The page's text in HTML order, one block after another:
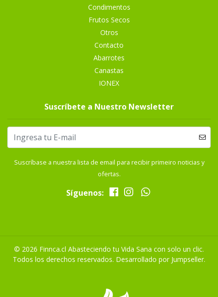
Condimentos
Frutos Secos
Otros
Contacto
Abarrotes
Canastas
IONEX
Suscríbete a Nuestro Newsletter
Suscríbase a nuestra lista de email para recibir primeiro noticias y
ofertas.
Síguenos:
© 2026 Finnca.cl Abasteciendo tu Vida Sana con solo un clic.
Todos los derechos reservados. Desarrollado por Jumpseller.